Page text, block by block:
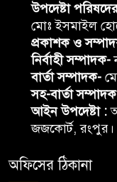
উপদেষ্টা
মোঃ ইসমাইল
প্রকাশক ও
নির্বাহী সম্পাদক-
বার্তা সম্পাদক-
সহ-বার্তা
আইন উপদেষ্টা :
জজকোর্ট, রংপুর।
অফিসের ঠিকানা